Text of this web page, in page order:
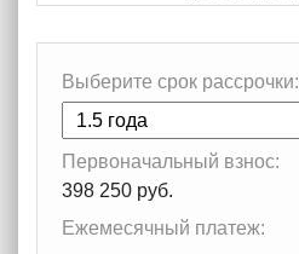
Выберите срок рассрочки:
Первоначальный взнос:
398 250 руб.
Ежемесячный платеж: